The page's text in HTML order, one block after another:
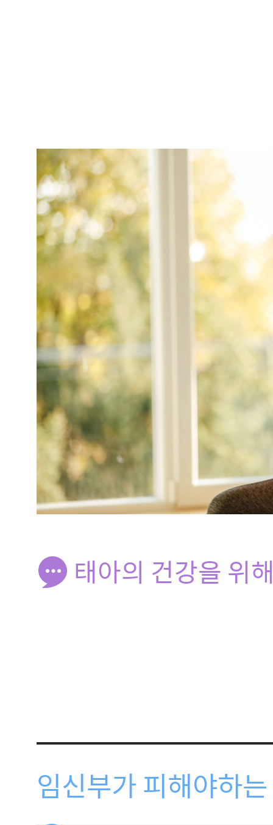
태아의 건강을 위
임신부가 피해야하